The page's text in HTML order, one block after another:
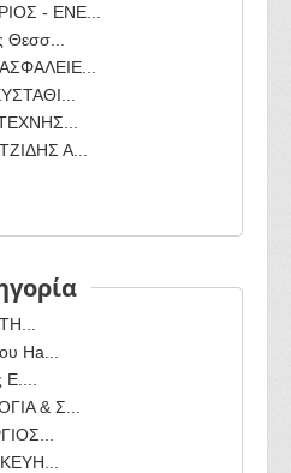
- ΕΝΕ...
Θεσσ...
Α...
Ha...
Ε....
& Σ...